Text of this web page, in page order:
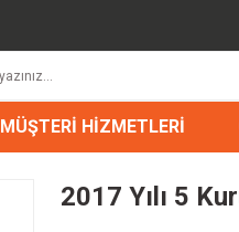
MÜŞTERİ HİZMETLERİ
2017 Yılı 5